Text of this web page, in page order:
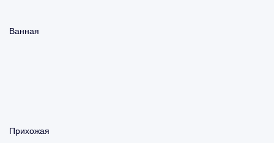
Ванная
Прихожая